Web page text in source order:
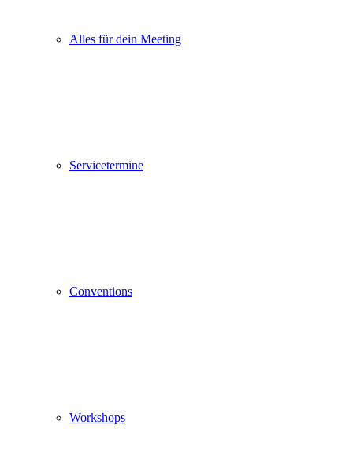
Alles für dein Meeting
Servicetermine
Conventions
Workshops